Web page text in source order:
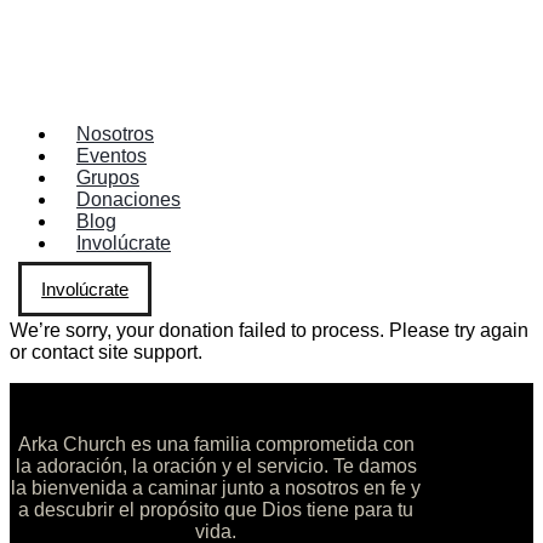
Nosotros
Eventos
Grupos
Donaciones
Blog
Involúcrate
Involúcrate
We’re sorry, your donation failed to process. Please try again
or contact site support.
Arka Church es una familia comprometida con
la adoración, la oración y el servicio. Te damos
la bienvenida a caminar junto a nosotros en fe y
a descubrir el propósito que Dios tiene para tu
vida.